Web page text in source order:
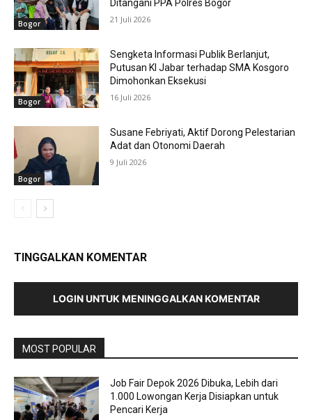
Bogor
Ditangani PPA Polres Bogor
21 Juli 2026
Bogor
Sengketa Informasi Publik Berlanjut,
Putusan KI Jabar terhadap SMA Kosgoro
Dimohonkan Eksekusi
16 Juli 2026
Bogor
Susane Febriyati, Aktif Dorong Pelestarian
Adat dan Otonomi Daerah
9 Juli 2026
TINGGALKAN KOMENTAR
LOGIN UNTUK MENINGGALKAN KOMENTAR
MOST POPULAR
Job Fair Depok 2026 Dibuka, Lebih dari
1.000 Lowongan Kerja Disiapkan untuk
Pencari Kerja